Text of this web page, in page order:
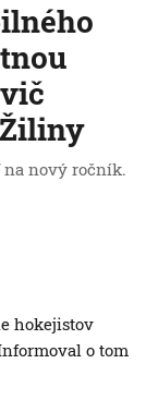
nový ročník.
hokejistov
o tom